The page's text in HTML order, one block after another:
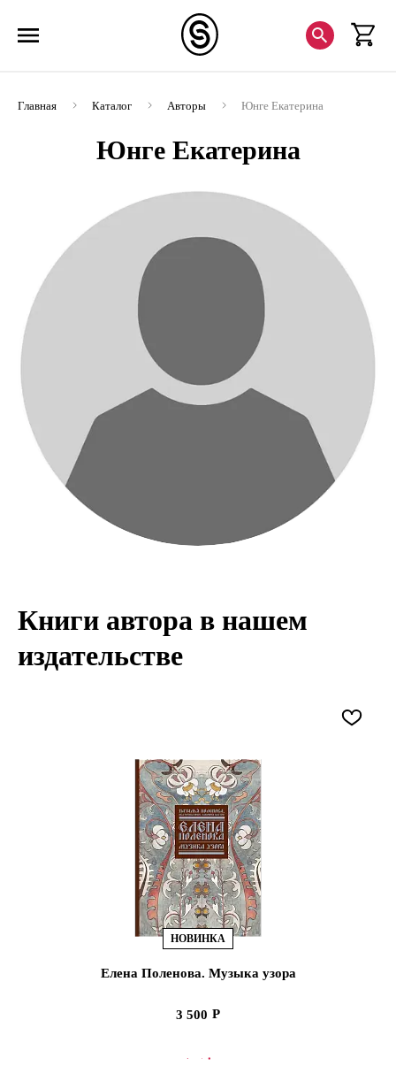
Главная Каталог Авторы Юнге Екатерина
Юнге Екатерина
Книги автора в нашем
издательстве
НОВИНКА
Елена Поленова. Музыка узора
3 500
В КОРЗИНУ